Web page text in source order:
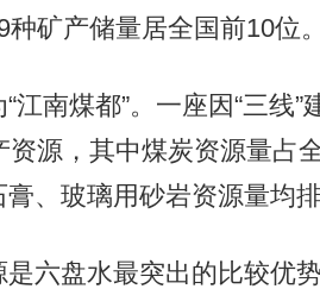
矿产储量居全国前10位。
南煤都”。一座因“三线”
资源，其中煤炭资源量占
、玻璃用砂岩资源量均排
盘水最突出的比较优